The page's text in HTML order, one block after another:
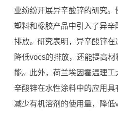
业纷纷开展异辛酸锌的研究
塑料和橡胶产品中引入了异
排放。研究表明，异辛酸锌
降低vocs的排放，还能提高
能。此外，荷兰埃因霍温理
辛酸锌在水性涂料中的应用
减少有机溶剂的使用量，降低